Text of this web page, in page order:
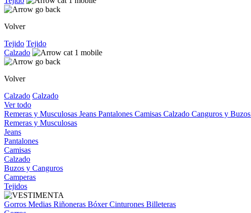
Volver
Tejido Tejido
Calzado
Volver
Calzado Calzado
Ver todo
Remeras y Musculosas Jeans Pantalones Camisas Calzado Canguros y Buzos
Remeras y Musculosas
Jeans
Pantalones
Camisas
Calzado
Buzos y Canguros
Camperas
Tejidos
Gorros Medias Riñoneras BóxerCinturones Billeteras